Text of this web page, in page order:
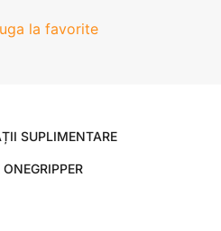
la favorite
SUPLIMENTARE
ONEGRIPPER